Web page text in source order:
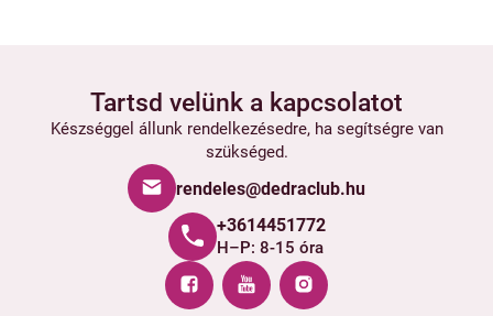
Tartsd velünk a kapcsolatot
Készséggel állunk rendelkezésedre, ha segítségre van
szükséged.
rendeles@dedraclub.hu
+3614451772
H–P: 8-15 óra